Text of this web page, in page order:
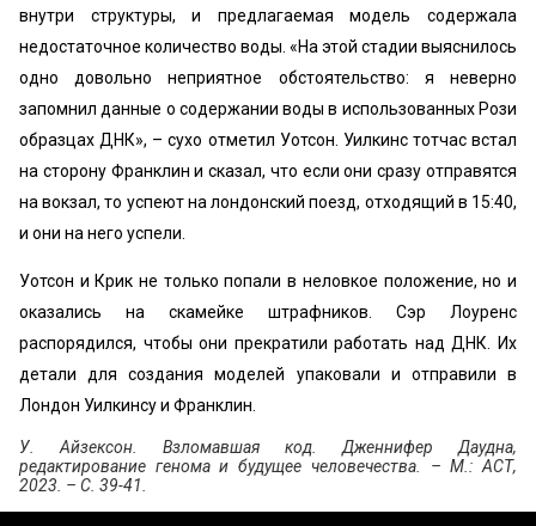
внутри структуры, и предлагаемая модель содержала
недостаточное количество воды. «‎На этой стадии выяснилось
одно довольно неприятное обстоятельство: я неверно
запомнил данные о содержании воды в использованных Рози
образцах ДНК», – сухо отметил Уотсон. Уилкинс тотчас встал
на сторону Франклин и сказал, что если они сразу отправятся
на вокзал, то успеют на лондонский поезд, отходящий в 15:40,
и они на него успели.
Уотсон и Крик не только попали в неловкое положение, но и
оказались на скамейке штрафников. Сэр Лоуренс
распорядился, чтобы они прекратили работать над ДНК. Их
детали для создания моделей упаковали и отправили в
Лондон Уилкинсу и Франклин.
У. Айзексон. Взломавшая код. Дженнифер Даудна,
редактирование генома и будущее человечества. – М.: АСТ,
2023. – С. 39-41.